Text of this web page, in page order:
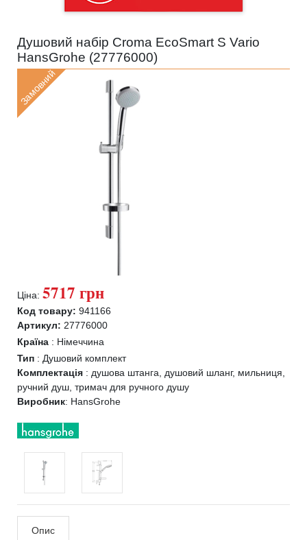
Душовий набір Croma EcoSmart S Vario
HansGrohe (27776000)
Замовний
Ціна: 5717 грн
Код товару: 941166
Артикул: 27776000
Країна : Німеччина
Тип : Душовий комплект
Комплектація : душова штанга, душовий шланг, мильниця,
ручний душ, тримач для ручного душу
Виробник: HansGrohe
Опис